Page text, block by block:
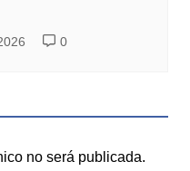
0
no será publicada.